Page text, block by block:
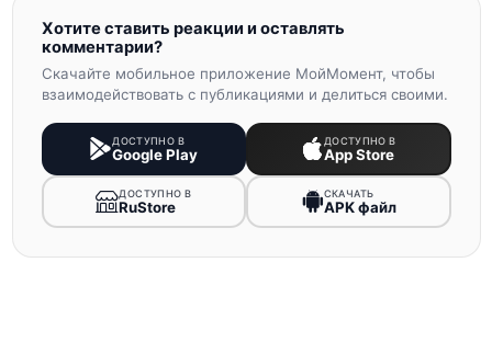
Хотите ставить реакции и оставлять
комментарии?
Скачайте мобильное приложение МойМомент, чтобы
взаимодействовать с публикациями и делиться своими.
ДОСТУПНО В
Google Play
ДОСТУПНО В
App Store
ДОСТУПНО В
RuStore
СКАЧАТЬ
APK файл